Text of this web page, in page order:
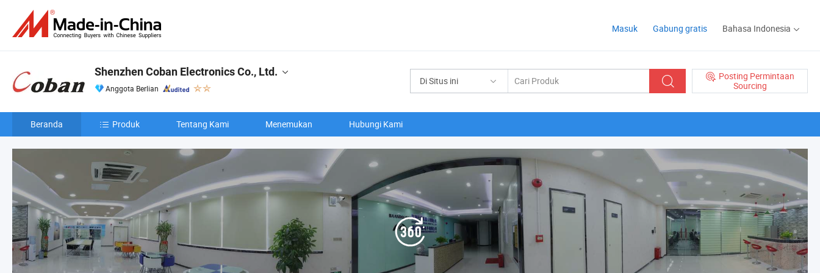
Masuk Gabung gratis Bahasa Indonesia
Di Situs ini
Posting Permintaan
Sourcing
Shenzhen Coban Electronics Co., Ltd.
Anggota Berlian
Beranda Produk Tentang Kami Menemukan Hubungi Kami